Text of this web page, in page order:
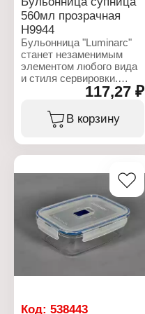
560мл прозрачная
H9944
Бульонница "Luminarc"
станет незаменимым
элементом любого вида
и стиля сервировки.
Предназначена для
подачи горячих супов
или бульонов.
Выполнена из
Можно мыть в
посудомоечной машине
и использовать в СВЧ.
Характеристики:
Бренд: Luminarc
Артикул: H9944
Коллекция: "Transparent"
Дополнительно: можно
117,27 ₽
В корзину
Код: 538443